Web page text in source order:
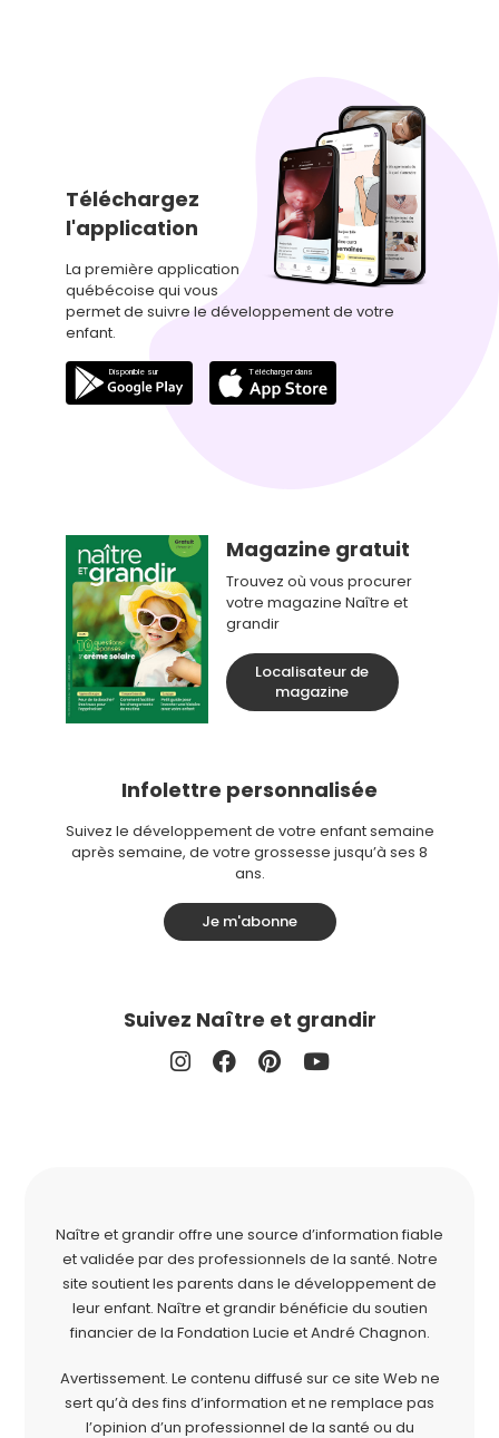
Téléchargez
l'application
La première application
québécoise qui vous
permet de suivre le développement de votre
enfant.
Magazine gratuit
Trouvez où vous procurer
votre magazine Naître et
grandir
Localisateur de
magazine
Infolettre personnalisée
Suivez le développement de votre enfant semaine
après semaine, de votre grossesse jusqu’à ses 8
ans.
Je m'abonne
Suivez Naître et grandir
Naître et grandir offre une source d’information fiable
et validée par des professionnels de la santé. Notre
site soutient les parents dans le développement de
leur enfant. Naître et grandir bénéficie du soutien
financier de la Fondation Lucie et André Chagnon.
Avertissement. Le contenu diffusé sur ce site Web ne
sert qu’à des fins d’information et ne remplace pas
l’opinion d’un professionnel de la santé ou du